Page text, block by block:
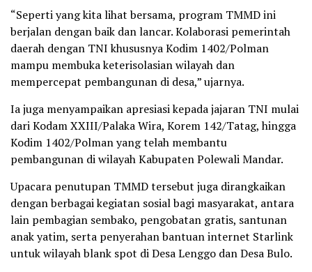
“Seperti yang kita lihat bersama, program TMMD ini
berjalan dengan baik dan lancar. Kolaborasi pemerintah
daerah dengan TNI khususnya Kodim 1402/Polman
mampu membuka keterisolasian wilayah dan
mempercepat pembangunan di desa,” ujarnya.
Ia juga menyampaikan apresiasi kepada jajaran TNI mulai
dari Kodam XXIII/Palaka Wira, Korem 142/Tatag, hingga
Kodim 1402/Polman yang telah membantu
pembangunan di wilayah Kabupaten Polewali Mandar.
Upacara penutupan TMMD tersebut juga dirangkaikan
dengan berbagai kegiatan sosial bagi masyarakat, antara
lain pembagian sembako, pengobatan gratis, santunan
anak yatim, serta penyerahan bantuan internet Starlink
untuk wilayah blank spot di Desa Lenggo dan Desa Bulo.